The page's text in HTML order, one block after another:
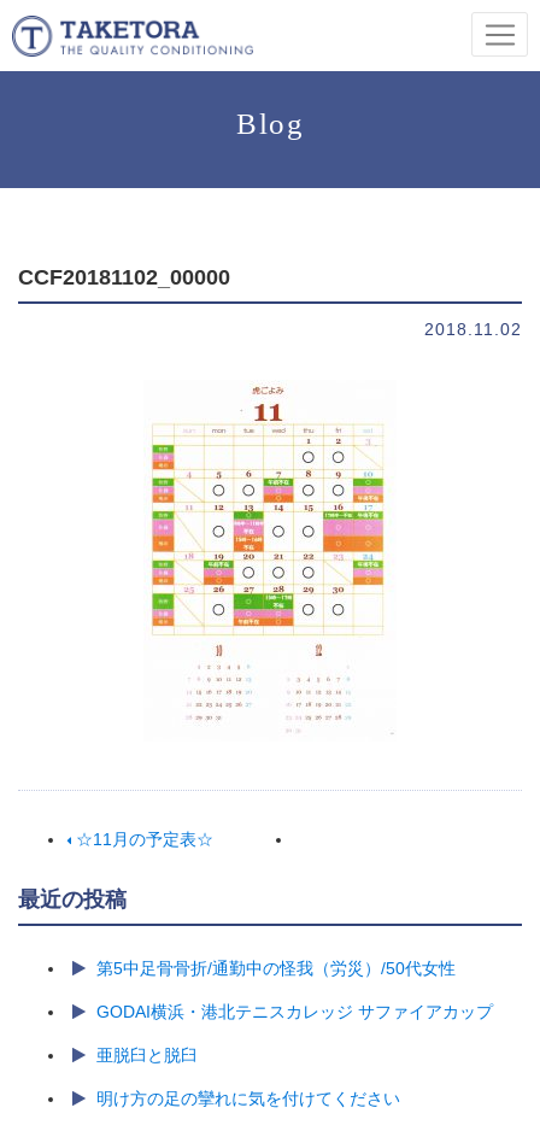
Blog
CCF20181102_00000
2018.11.02
☆11月の予定表☆
最近の投稿
第5中足骨骨折/通勤中の怪我（労災）/50代女性
GODAI横浜・港北テニスカレッジ サファイアカップ
亜脱臼と脱臼
明け方の足の攣れに気を付けてください